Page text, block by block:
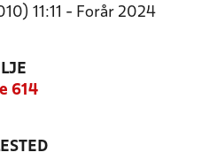
11:11 - Forår 2024
614